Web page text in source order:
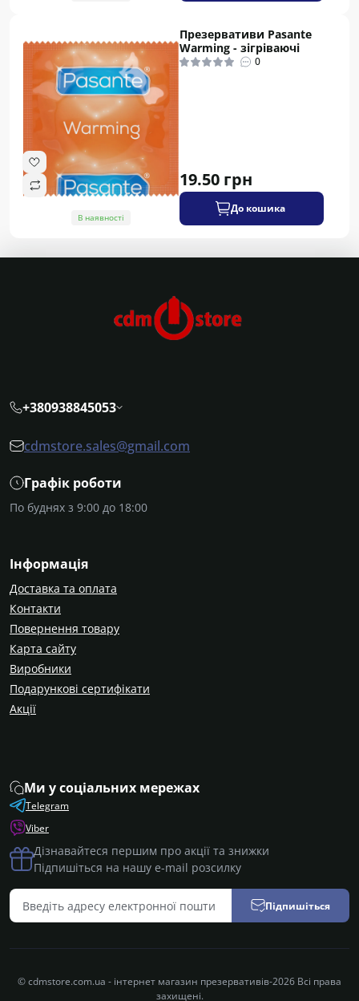
В наявності
Презервативи Pasante
Warming - зігріваючі
0
19.50 грн
До кошика
+380938845053
cdmstore.sales@gmail.com
Графік роботи
По буднях з 9:00 до 18:00
Інформація
Доставка та оплата
Контакти
Повернення товару
Карта сайту
Виробники
Подарункові сертифікати
Акції
Ми у соціальних мережах
Telegram
Viber
Дізнавайтеся першим про акції та знижки
Підпишіться на нашу e-mail розсилку
Підпишіться
© сdmstore.com.ua - інтернет магазин презервативів-2026 Всі права
захищені.